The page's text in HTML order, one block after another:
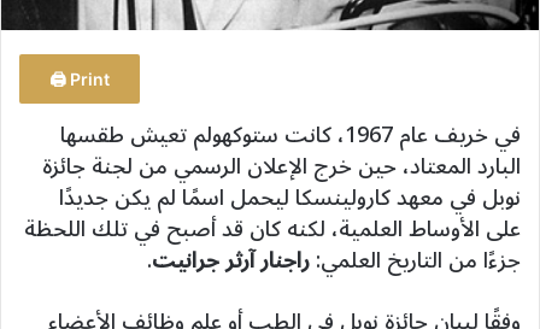
Print 🖨
في خريف عام 1967، كانت ستوكهولم تعيش طقسها
البارد المعتاد، حين خرج الإعلان الرسمي من لجنة جائزة
نوبل في معهد كارولينسكا ليحمل اسمًا لم يكن جديدًا
على الأوساط العلمية، لكنه كان قد أصبح في تلك اللحظة
جزءًا من التاريخ العلمي:راجنار آرثر جرانيت.